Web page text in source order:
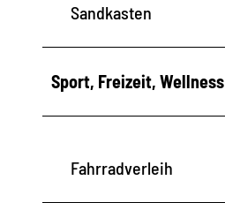
Sandkasten
Sport, Freizeit, Wellness
Fahrradverleih